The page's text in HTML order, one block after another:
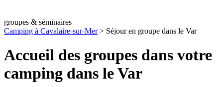
groupes & séminaires
Camping à Cavalaire-sur-Mer> Séjour en groupe dans le Var
Accueil des groupes dans votre
camping dans le Var